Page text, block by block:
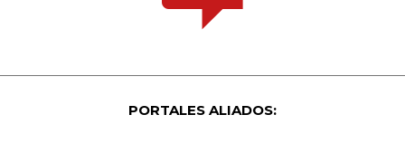
PORTALES ALIADOS: